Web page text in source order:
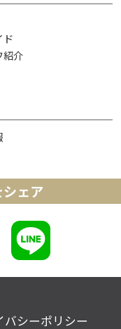
ド
紹介
ェア
バシーポリシー